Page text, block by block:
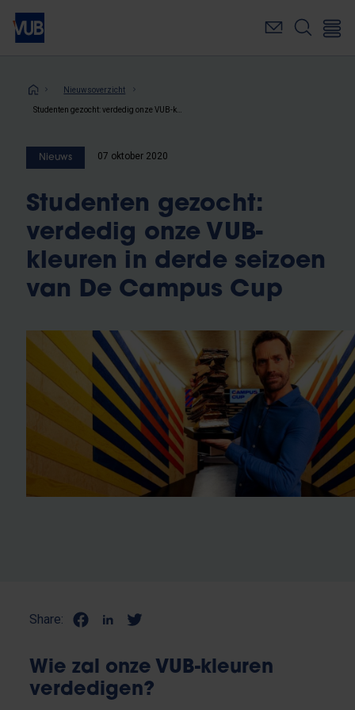
Overslaan
naar
inhoudKruimelpad
Nieuwsoverzicht
Nieuws 07 oktober 2020
Studenten gezocht:
verdedig onze VUB-
kleuren in derde seizoen
van De Campus Cup
Share:
Wie zal onze VUB-kleuren
verdedigen?